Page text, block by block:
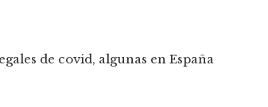
de covid, algunas en España